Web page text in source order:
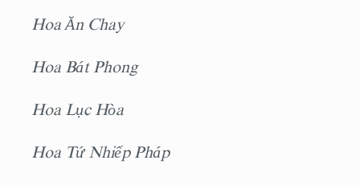
Hoa Ăn Chay
Hoa Bát Phong
Hoa Lục Hòa
Hoa Tứ Nhiếp Pháp